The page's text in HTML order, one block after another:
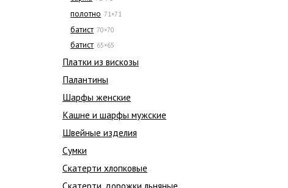
полотно 71×71
батист 70×70
батист 65×65
Платки из вискозы
Палантины
Шарфы женские
Кашне и шарфы мужские
Швейные изделия
Сумки
Скатерти хлопковые
Скатерти, дорожки льняные